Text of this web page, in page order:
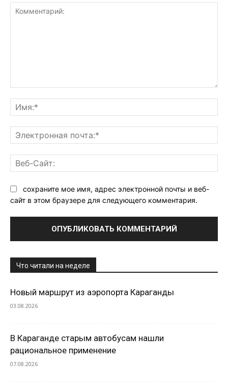
сохраните мое имя, адрес электронной почты и веб-
сайт в этом браузере для следующего комментария.
Что читали на неделе
Новый маршрут из аэропорта Караганды
03.08.2026
В Караганде старым автобусам нашли
рациональное применение
07.08.2026